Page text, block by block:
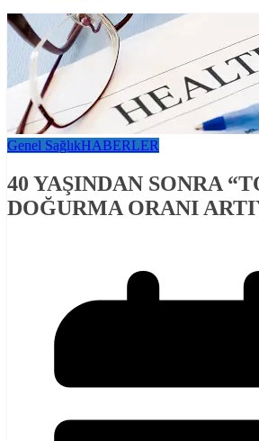
Genel SağlıkHABERLER
40 YAŞINDAN SONRA
DOĞURMA ORANI